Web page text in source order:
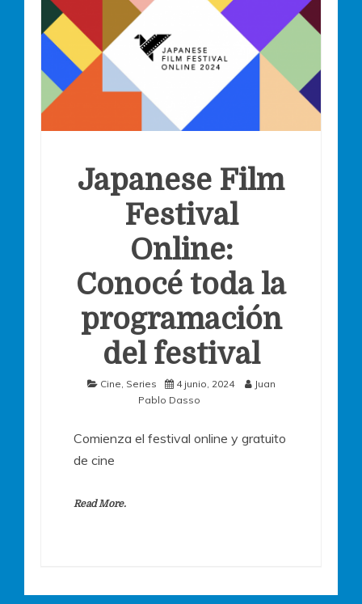
Japanese Film
Festival
Online:
Conocé toda la
programación
del festival
Cine, Series 4 junio, 2024
Juan
Pablo Dasso
Comienza el festival online y gratuito
de cine
Read More.